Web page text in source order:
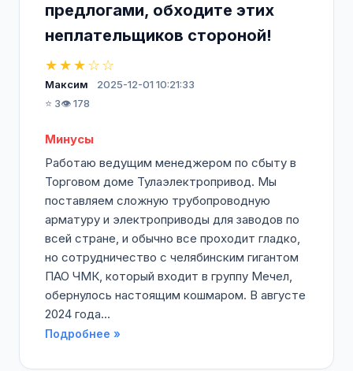
предлогами, обходите этих
неплательщиков стороной!
★★★☆☆
Максим
2025-12-01 10:21:33
⭐ 3👁️ 178
Минусы
Работаю ведущим менеджером по сбыту в
Торговом доме Тулаэлектропривод. Мы
поставляем сложную трубопроводную
арматуру и электроприводы для заводов по
всей стране, и обычно все проходит гладко,
но сотрудничество с челябинским гигантом
ПАО ЧМК, который входит в группу Мечел,
обернулось настоящим кошмаром. В августе
2024 года...
Подробнее »